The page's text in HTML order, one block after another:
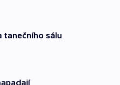
tanečního sálu